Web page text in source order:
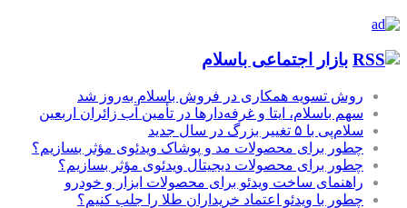
بازار اجتماعی باسلام
روش تسویه همکاری در فروش باسلام به‌روز شد
سهم باسلام، ایتا و غرفه‌دارها در تأمین آب زائران اربعین
سلام‌پی با ۵ تغییر بزرگ در سال جدید
چطور برای محصولات مد و پوشاک ویدئوی مؤثر بسازیم؟
چطور برای محصولات دیجیتال ویدئوی مؤثر بسازیم؟
راهنمای ساخت ویدئو برای محصولات ابزار و خودرو
چطور با ویدئو اعتماد خریداران طلا را جلب کنیم؟